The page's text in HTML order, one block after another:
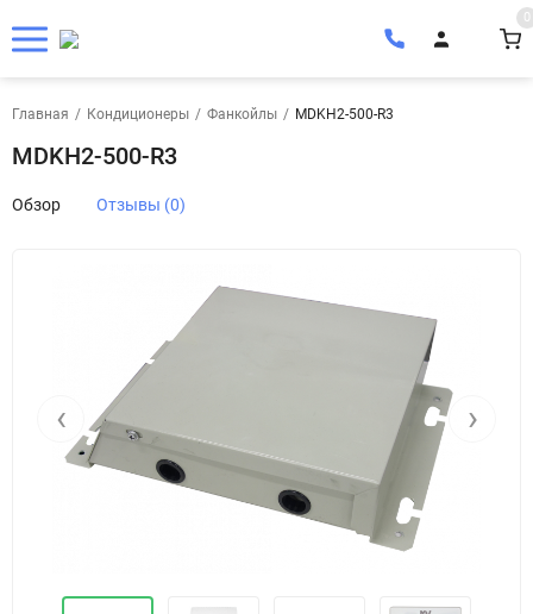
0
Главная / Кондиционеры / Фанкойлы / MDKH2-500-R3
MDKH2-500-R3
Обзор Отзывы (0)
‹ ›